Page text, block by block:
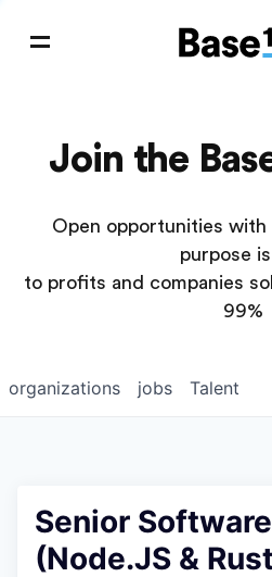
Join the
Open opportunities with
purpose
to profits and companies
99%
jobs
organizations Talent
Senior
(Node.JS &